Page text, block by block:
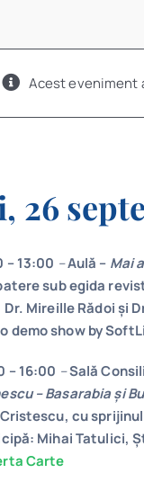
Acest eveniment
26
– 13:00 –Aulă – Mai
sub egida
Dr. Mireille Rădoi și
demo show by
– 16:00 –Sală
– Basarabia și
cu
Mihai Tatulici,
Carte